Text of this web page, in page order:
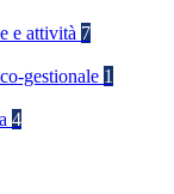
e attività 7
gestionale 1
4